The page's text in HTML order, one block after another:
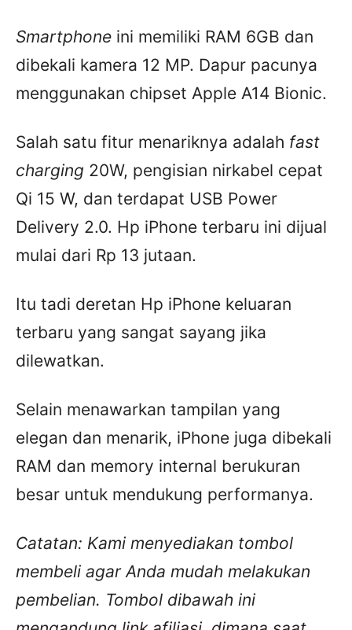
Smartphone ini memiliki RAM 6GB dan
dibekali kamera 12 MP. Dapur pacunya
menggunakan chipset Apple A14 Bionic.
Salah satu fitur menariknya adalah fast
charging 20W, pengisian nirkabel cepat
Qi 15 W, dan terdapat USB Power
Delivery 2.0. Hp iPhone terbaru ini dijual
mulai dari Rp 13 jutaan.
Itu tadi deretan Hp iPhone keluaran
terbaru yang sangat sayang jika
dilewatkan.
Selain menawarkan tampilan yang
elegan dan menarik, iPhone juga dibekali
RAM dan memory internal berukuran
besar untuk mendukung performanya.
Catatan: Kami menyediakan tombol
membeli agar Anda mudah melakukan
pembelian. Tombol dibawah ini